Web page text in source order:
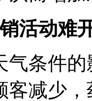
活动难
条件的
客减少